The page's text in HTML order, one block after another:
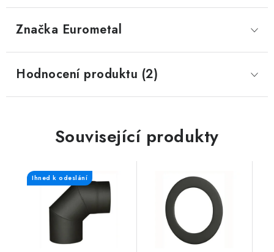
Značka Eurometal
Hodnocení produktu (2)
Související produkty
Ihned k odeslání